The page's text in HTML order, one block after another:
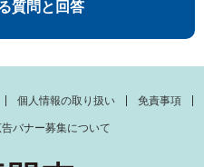
質問と回答
個人情報の取り扱い 免責事項
告バナー募集について